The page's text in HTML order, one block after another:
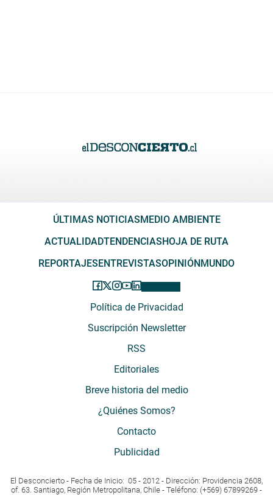
ÚLTIMAS NOTICIAS MEDIO AMBIENTE
ACTUALIDADTENDENCIAS HOJA DE RUTA
REPORTAJES ENTREVISTASOPINIÓN MUNDO
Política de Privacidad
Suscripción Newsletter
RSS
Editoriales
Breve historia del medio
¿Quiénes Somos?
Contacto
Publicidad
El Desconcierto - Fecha de Inicio: 05 - 2012 - Dirección: Providencia 2608,
of. 63. Santiago, Región Metropolitana, Chile - Teléfono: (+569) 67899269 -